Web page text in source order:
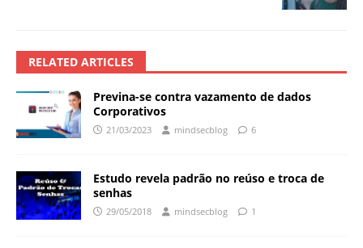
RELATED ARTICLES
Previna-se contra vazamento de dados
Corporativos
21/03/2023 mindsecblog 6
Estudo revela padrão no reúso e troca de
senhas
29/05/2018 mindsecblog 1